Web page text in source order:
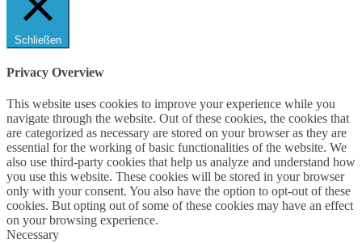
Schließen
Privacy Overview
This website uses cookies to improve your experience while you
navigate through the website. Out of these cookies, the cookies that
are categorized as necessary are stored on your browser as they are
essential for the working of basic functionalities of the website. We
also use third-party cookies that help us analyze and understand how
you use this website. These cookies will be stored in your browser
only with your consent. You also have the option to opt-out of these
cookies. But opting out of some of these cookies may have an effect
on your browsing experience.
Necessary